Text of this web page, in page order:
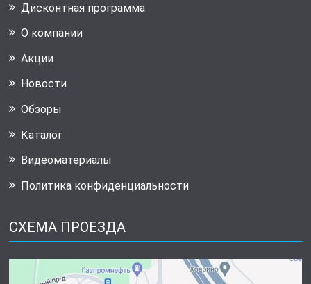
Дисконтная программа
О компании
Акции
Новости
Обзоры
Каталог
Видеоматериалы
Политика конфиденциальности
СХЕМА ПРОЕЗДА